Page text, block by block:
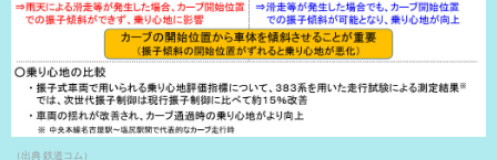
（出典 鉄道コム）